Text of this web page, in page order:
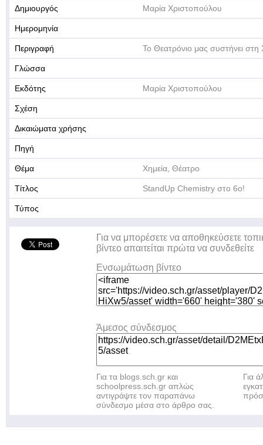
Δημιουργός Μαρία Χριστοπούλου
Ημερομηνία
Περιγραφή Το Θεατρόνιο μας συστήνει στη
Γλώσσα
Εκδότης Μαρία Χριστοπούλου
Σχέση
Δικαιώματα χρήσης
Πηγή
Θέμα Χημεία, Θέατρο
Τίτλος StandUp Chemistry στο 6ο!
Τύπος
Για να μπορέσετε να αποθηκεύσετε
βίντεο απαιτείται πρώτα να συνδεθείτε
Ενσωμάτωση βίντεο
Άμεσος σύνδεσμος
Για τα blogs.sch.gr και
schoolpress.sch.gr απλώς
αντιγράψτε τον παραπάνω
σύνδεσμο μέσα στο άρθρο σας.
Για